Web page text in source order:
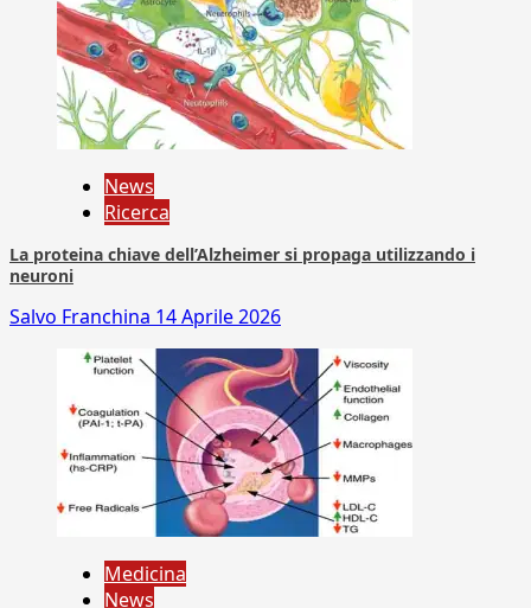
News
Ricerca
La proteina chiave dell’Alzheimer si propaga utilizzando i
neuroni
Salvo Franchina 14 Aprile 2026
Medicina
News